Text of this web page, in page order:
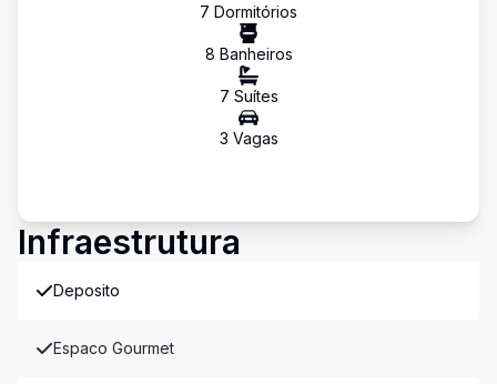
7 Dormitórios
8 Banheiros
7 Suítes
3 Vagas
Infraestrutura
Deposito
Espaco Gourmet